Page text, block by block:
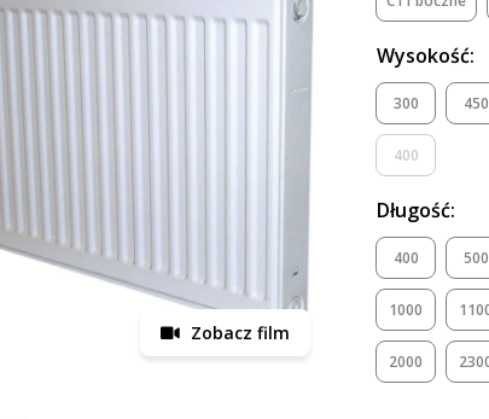
Zobacz film
Wysokość:
300 450
400
Długość:
400 500
1000
2000